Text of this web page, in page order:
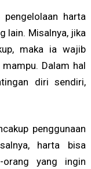
harta
lain. Misalnya, jika
maka ia wajib
Dalam hal
diri sendiri,
penggunaan
harta bisa
orang yang ingin